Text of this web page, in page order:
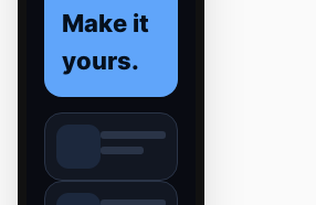
Make it
yours.